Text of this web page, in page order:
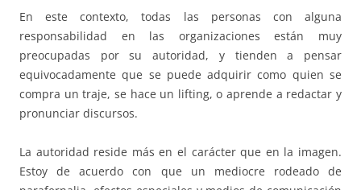
En este contexto, todas las personas con alguna
responsabilidad en las organizaciones están muy
preocupadas por su autoridad, y tienden a pensar
equivocadamente que se puede adquirir como quien se
compra un traje, se hace un lifting, o aprende a redactar y
pronunciar discursos.
La autoridad reside más en el carácter que en la imagen.
Estoy de acuerdo con que un mediocre rodeado de